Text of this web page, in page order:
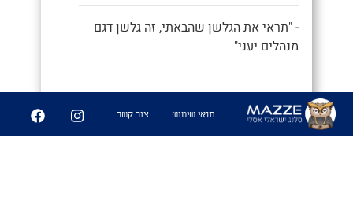
- "תראי את הגלשן שהבאתי, זה גלשן דגם
מנהלים יעני"
9 תנאי שימוש צור קשר